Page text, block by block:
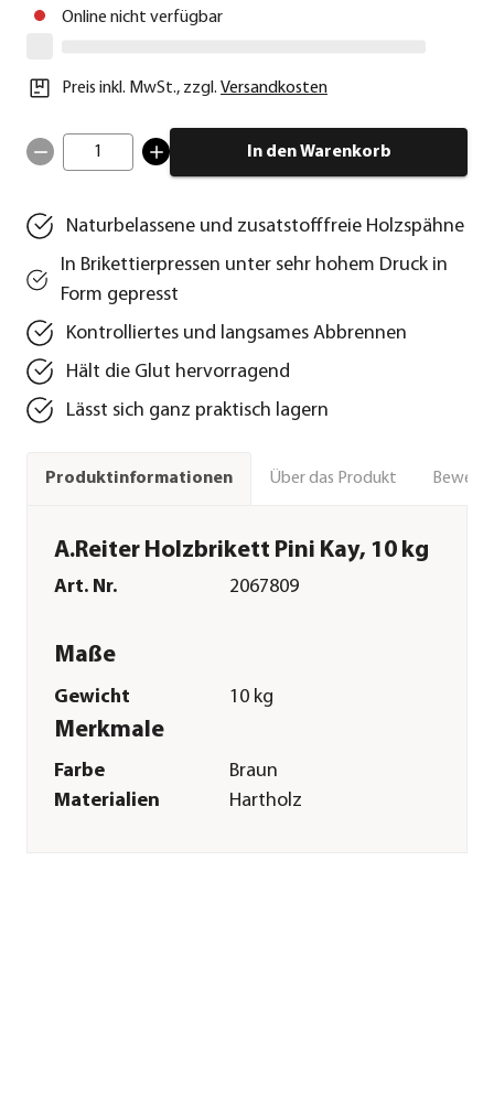
Online nicht verfügbar
Preis inkl. MwSt., zzgl. Versandkosten
1 In den Warenkorb
Naturbelassene und zusatstofffreie Holzspähne
In Brikettierpressen unter sehr hohem Druck in
Form gepresst
Kontrolliertes und langsames Abbrennen
Hält die Glut hervorragend
Lässt sich ganz praktisch lagern
Produktinformationen Über das Produkt
A.Reiter Holzbrikett Pini Kay, 10 kg
Art. Nr. 2067809
Maße
Gewicht 10 kg
Merkmale
Farbe
Braun
Materialien
Hartholz